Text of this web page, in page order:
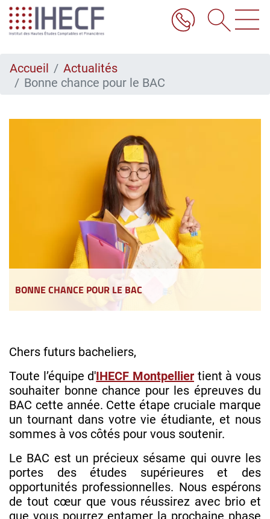
Aller
au
contenu
Accueil
Actualités
Bonne chance pour le BAC
BONNE CHANCE POUR LE BAC
Chers futurs bacheliers,
Toute l’équipe d'IHECF Montpellier tient à vous
souhaiter bonne chance pour les épreuves du
BAC cette année. Cette étape cruciale marque
un tournant dans votre vie étudiante, et nous
sommes à vos côtés pour vous soutenir.
Le BAC est un précieux sésame qui ouvre les
portes des études supérieures et des
opportunités professionnelles. Nous espérons
de tout cœur que vous réussirez avec brio et
que vous pourrez entamer la prochaine phase